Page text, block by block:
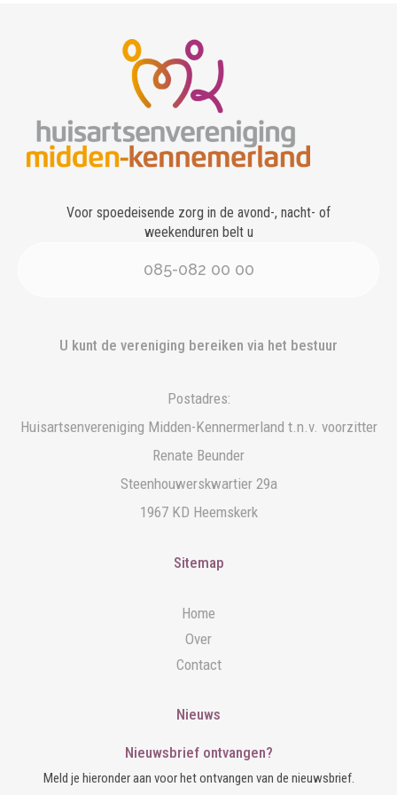
Voor spoedeisende zorg in de avond-, nacht- of
weekenduren belt u
085-082 00 00
U kunt de vereniging bereiken via het bestuur
Postadres:
Huisartsenvereniging Midden-Kennermerland t.n.v. voorzitter
Renate Beunder
Steenhouwerskwartier 29a
1967 KD Heemskerk
Sitemap
Home
Over
Contact
Nieuws
Nieuwsbrief ontvangen?
Meld je hieronder aan voor het ontvangen van de nieuwsbrief.